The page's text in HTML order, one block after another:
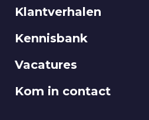
Klantverhalen
Kennisbank
Vacatures
Kom in contact